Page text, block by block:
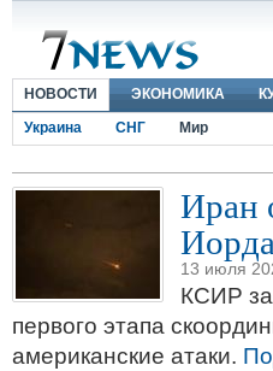
НОВОСТИ ЭКОНОМИКА
Украина
СНГ Мир
Иран
13 июля
КСИР
первого этапа
американские атаки.